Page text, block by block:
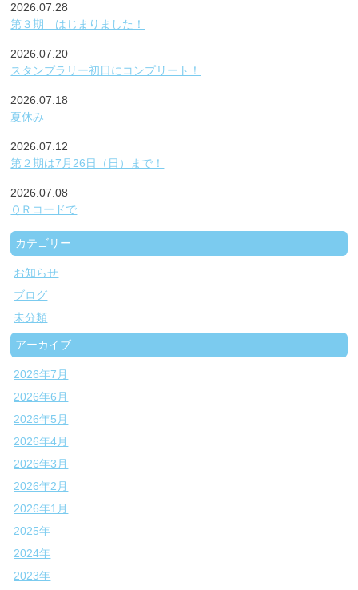
2026.07.28
第３期 はじまりました！
2026.07.20
スタンプラリー初日にコンプリート！
2026.07.18
夏休み
2026.07.12
第２期は7月26日（日）まで！
2026.07.08
ＱＲコードで
カテゴリー
お知らせ
ブログ
未分類
アーカイブ
2026年7月
2026年6月
2026年5月
2026年4月
2026年3月
2026年2月
2026年1月
2025年
2024年
2023年